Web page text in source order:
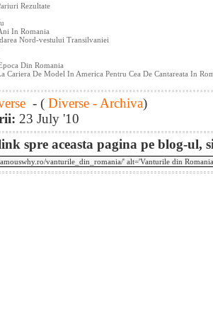
Rezultate
In Romania
Nord-vestului Transilvaniei
Din Romania
Cariera De Model In America Pentru Cea De Cantareata In
- ( Diverse - Archiva)
23 July '10
spre aceasta pagina pe blog-ul,